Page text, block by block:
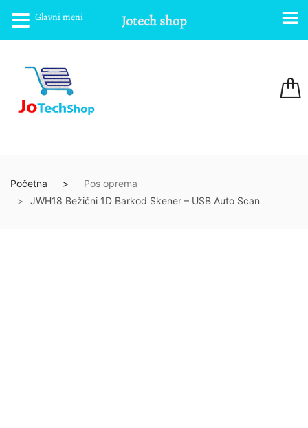
Početna
Pos oprema
JWH18 Bežični 1D Barkod Skener – USB Auto Scan
Glavni meni Jotech shop